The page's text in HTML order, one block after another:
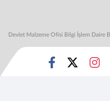
Devlet Malzeme Ofisi Bilgi İşlem Daire